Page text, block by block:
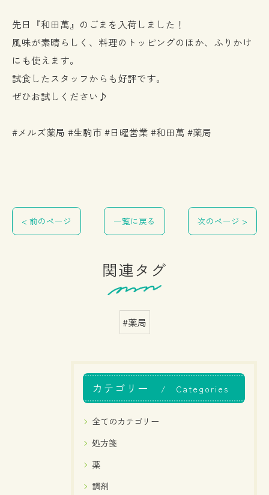
先日『和田萬』のごまを入荷しました！
風味が素晴らしく、料理のトッピングのほか、ふりかけ
にも使えます。
試食したスタッフからも好評です。
ぜひお試しください♪
#メルズ薬局 #生駒市 #日曜営業 #和田萬 #薬局
< 前のページ 一覧に戻る 次のページ >
関連タグ
#薬局
カテゴリー Categories
全てのカテゴリー
処方箋
薬
調剤